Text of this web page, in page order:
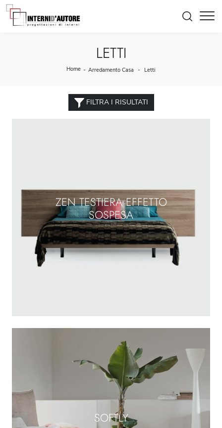
LETTI
Home - Arredamento Casa - Letti
FILTRA I RISULTATI
ZEN TESTIERA EFFETTO
SOSPESA
SOFTLY